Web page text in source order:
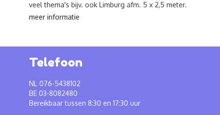
veel thema's bijv. ook Limburg afm. 5 x 2,5 meter.
meer informatie
Telefoon
NL 076-5438102
BE 03-8082480
Bereikbaar tussen 8:30 en 17:30 uur